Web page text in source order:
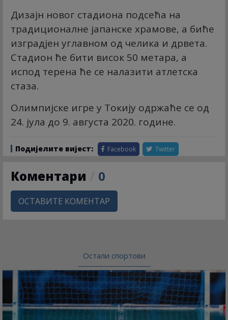
Дизајн новог стадиона подсећа на
традиционалне јапанске храмове, а биће
изградјен углавном од челика и дрвета.
Стадион ће бити висок 50 метара, а
испод терена ће се налазити атлетска
стаза.
Олимпијске игре у Токију одржаће се од
24. јула до 9. августа 2020. године.
Подијелите вијест: Facebook Twitter
Коментари 0
ОСТАВИТЕ КОМЕНТАР
Остали спортови